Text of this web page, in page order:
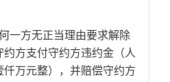
一方无正当理由要求解除
方支付守约方违约金（人
仟万元整），并赔偿守约方